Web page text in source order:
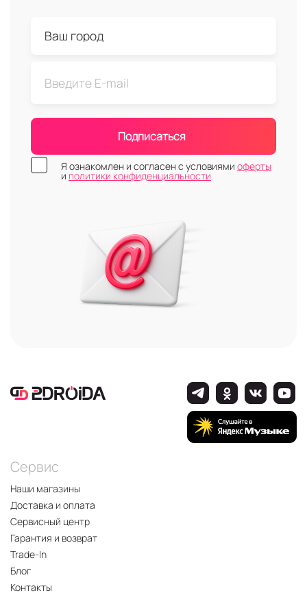
Подписаться
Я ознакомлен и согласен с условиями оферты
и политики конфиденциальности
Сервис
Наши магазины
Доставка и оплата
Сервисный центр
Гарантия и возврат
Trade-In
Блог
Контакты